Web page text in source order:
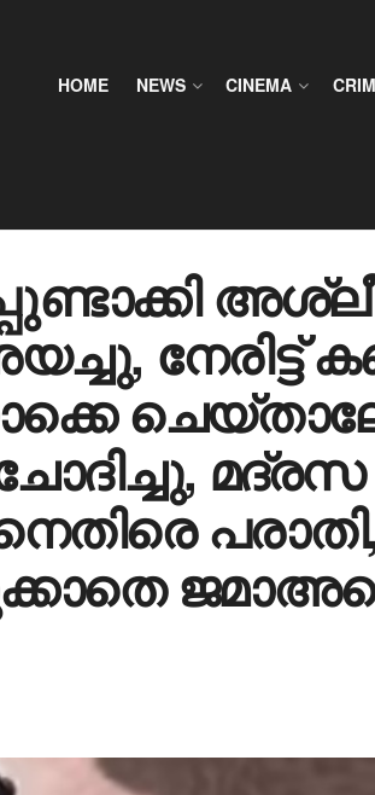
HOME NEWS CINEMA
നേരിട്ട്
മദ്രസ
പരാതി,